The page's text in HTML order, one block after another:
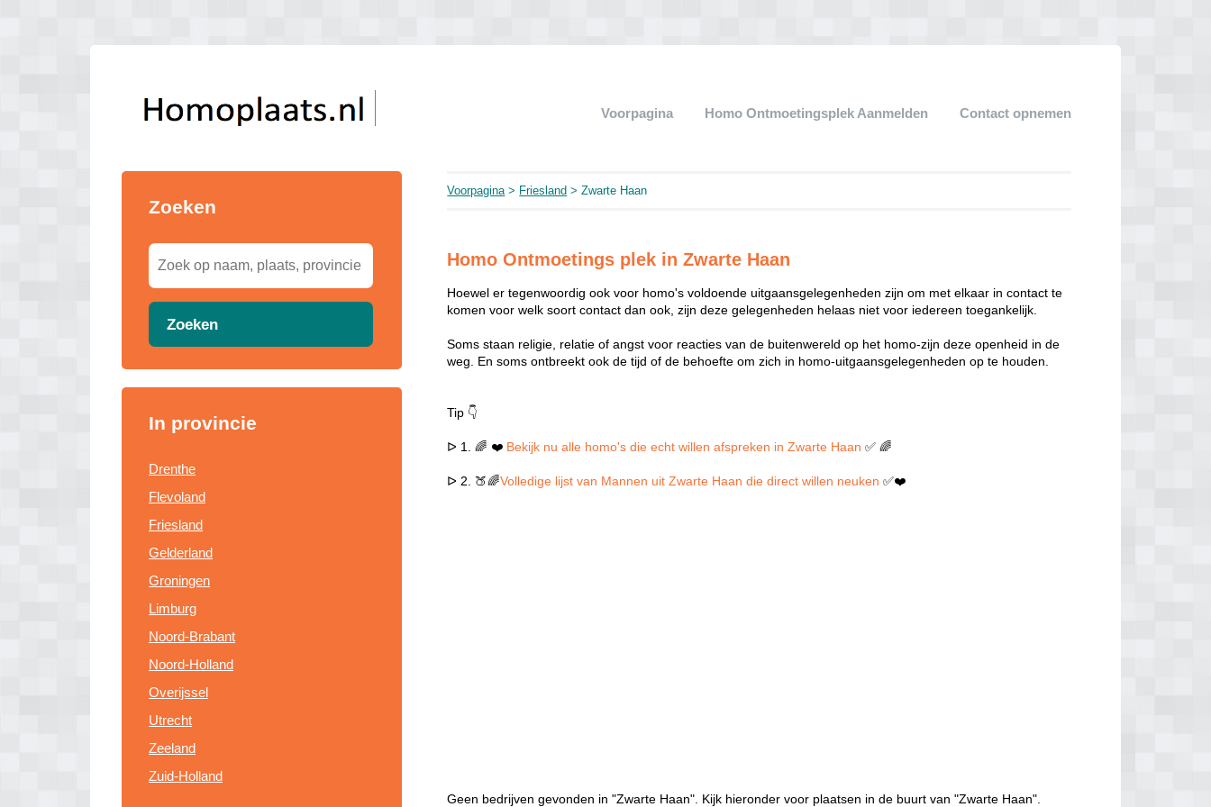
Voorpagina Homo Ontmoetingsplek Aanmelden Contact opnemen
Zoeken
Zoeken
In provincie
Drenthe
Flevoland
Friesland
Gelderland
Groningen
Limburg
Noord-Brabant
Noord-Holland
Overijssel
Utrecht
Zeeland
Zuid-Holland
Voorpagina> Friesland > Zwarte Haan
Homo Ontmoetings plek in Zwarte Haan
Hoewel er tegenwoordig ook voor homo's voldoende uitgaansgelegenheden zijn om met elkaar in contact te
komen voor welk soort contact dan ook, zijn deze gelegenheden helaas niet voor iedereen toegankelijk.
Soms staan religie, relatie of angst voor reacties van de buitenwereld op het homo-zijn deze openheid in de
weg. En soms ontbreekt ook de tijd of de behoefte om zich in homo-uitgaansgelegenheden op te houden.
Tip 👇
ᐅ 1. 🌈 ❤️ Bekijk nu alle homo's die echt willen afspreken in Zwarte Haan ✅ 🌈
ᐅ 2. 🍑🌈Volledige lijst van Mannen uit Zwarte Haan die direct willen neuken✅❤️
Geen bedrijven gevonden in "Zwarte Haan". Kijk hieronder voor plaatsen in de buurt van "Zwarte Haan".